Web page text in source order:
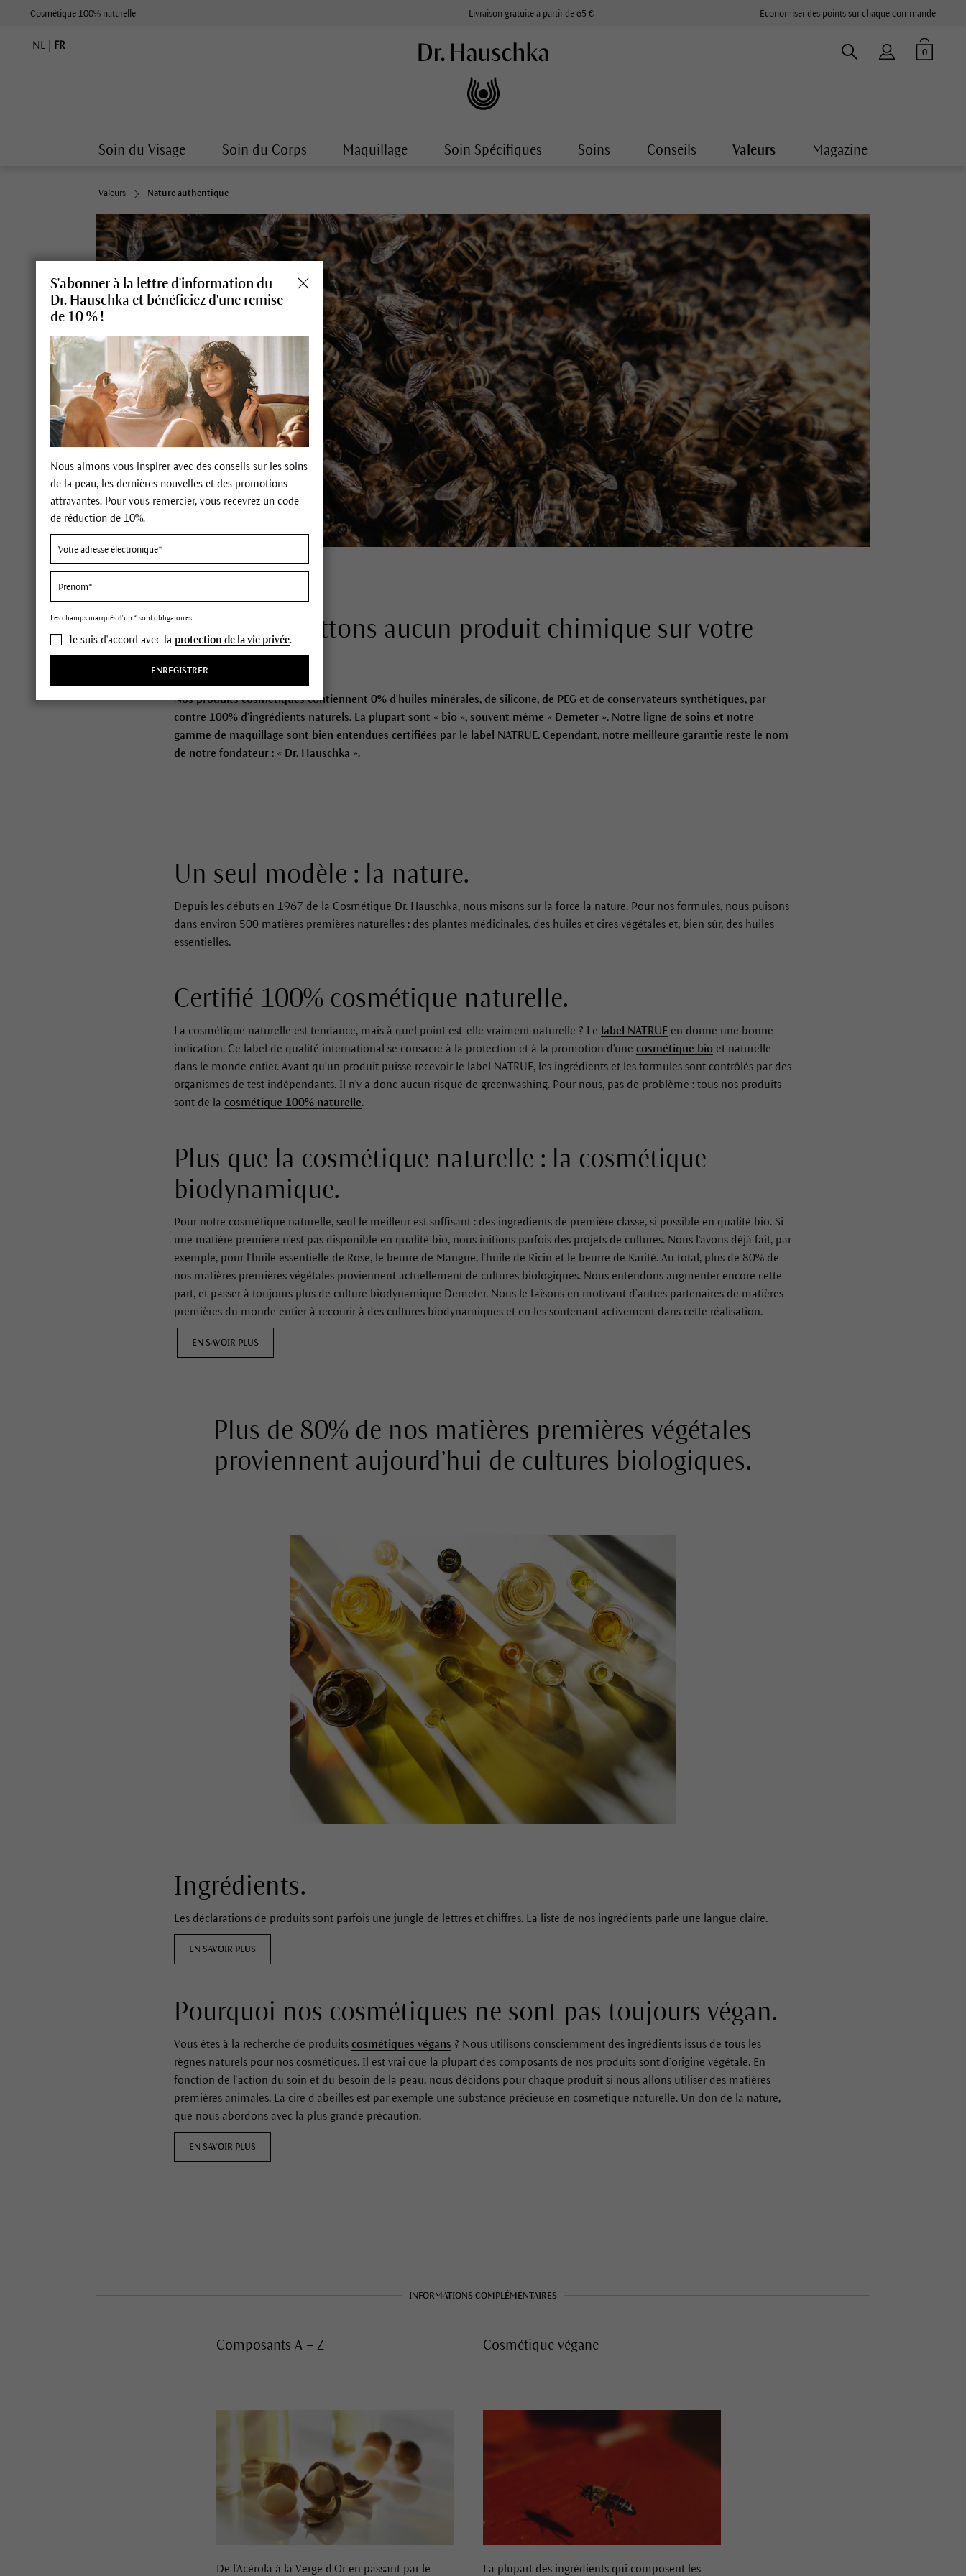
Cosmétique 100% naturelle Livraison gratuite à partir de 65 € Économiser des points sur chaque commande
NL FR
0
Soin du Visage Soin du Corps Maquillage Soin Spécifiques Soins Conseils Valeurs Magazine
Valeurs Nature authentique
Nous n’admettons aucun produit chimique sur votre
peau.
Nos produits cosmétiques contiennent 0% d’huiles minérales, de silicone, de PEG et de conservateurs synthétiques, par
contre 100% d’ingrédients naturels. La plupart sont « bio », souvent même « Demeter ». Notre ligne de soins et notre
gamme de maquillage sont bien entendues certifiées par le label NATRUE. Cependant, notre meilleure garantie reste le nom
de notre fondateur : « Dr. Hauschka ».
Un seul modèle : la nature.
Depuis les débuts en 1967 de la Cosmétique Dr. Hauschka, nous misons sur la force la nature. Pour nos formules, nous puisons
dans environ 500 matières premières naturelles : des plantes médicinales, des huiles et cires végétales et, bien sûr, des huiles
essentielles.
Certifié 100% cosmétique naturelle.
La cosmétique naturelle est tendance, mais à quel point est-elle vraiment naturelle ? Le label NATRUE en donne une bonne
indication. Ce label de qualité international se consacre à la protection et à la promotion d'une cosmétique bioet naturelle
dans le monde entier. Avant qu’un produit puisse recevoir le label NATRUE, les ingrédients et les formules sont contrôlés par des
organismes de test indépendants. Il n'y a donc aucun risque de greenwashing. Pour nous, pas de problème : tous nos produits
sont de la cosmétique 100% naturelle.
Plus que la cosmétique naturelle : la cosmétique
biodynamique.
Pour notre cosmétique naturelle, seul le meilleur est suffisant : des ingrédients de première classe, si possible en qualité bio. Si
une matière première n'est pas disponible en qualité bio, nous initions parfois des projets de cultures. Nous l'avons déjà fait, par
exemple, pour l’huile essentielle de Rose, le beurre de Mangue, l’huile de Ricin et le beurre de Karité. Au total, plus de 80% de
nos matières premières végétales proviennent actuellement de cultures biologiques. Nous entendons augmenter encore cette
part, et passer à toujours plus de culture biodynamique Demeter. Nous le faisons en motivant d’autres partenaires de matières
premières du monde entier à recourir à des cultures biodynamiques et en les soutenant activement dans cette réalisation.
EN SAVOIR PLUS
Plus de 80% de nos matières premières végétales
proviennent aujourd’hui de cultures biologiques.
Ingrédients.
Les déclarations de produits sont parfois une jungle de lettres et chiffres. La liste de nos ingrédients parle une langue claire.
EN SAVOIR PLUS
Pourquoi nos cosmétiques ne sont pas toujours végan.
Vous êtes à la recherche de produits cosmétiques végans ? Nous utilisons consciemment des ingrédients issus de tous les
règnes naturels pour nos cosmétiques. Il est vrai que la plupart des composants de nos produits sont d’origine végétale. En
fonction de l’action du soin et du besoin de la peau, nous décidons pour chaque produit si nous allons utiliser des matières
premières animales. La cire d’abeilles est par exemple une substance précieuse en cosmétique naturelle. Un don de la nature,
que nous abordons avec la plus grande précaution.
EN SAVOIR PLUS
INFORMATIONS COMPLÉMENTAIRES
Composants A – Z
De l’Acérola à la Verge d’Or en passant par le
Cosmétique végane
La plupart des ingrédients qui composent les
S'abonner à la lettre d'information du
Dr. Hauschka et bénéficiez d'une remise
de 10 % !
Nous aimons vous inspirer avec des conseils sur les soins
de la peau, les dernières nouvelles et des promotions
attrayantes. Pour vous remercier, vous recevrez un code
de réduction de 10%.
Les champs marqués d'un * sont obligatoires
Je suis d'accord avec la protection de la vie privée.
ENREGISTRER